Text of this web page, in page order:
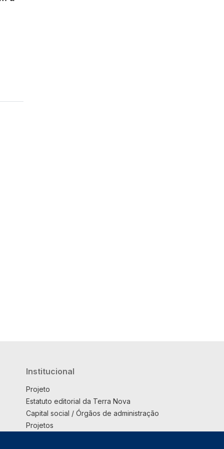
Institucional
Projeto
Estatuto editorial da Terra Nova
Capital social / Órgãos de administração
Projetos